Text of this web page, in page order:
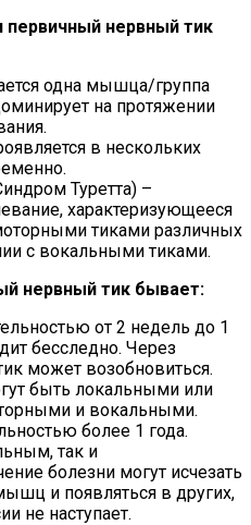
нервный тик
одна мышца/группа
на протяжении
в нескольких
Туретта) –
характеризующееся
тиками различных
с вокальными тиками.
нервный тик бывает:
от 2 недель до 1
бесследно. Через
может возобновиться.
быть локальными или
и вокальными.
более 1 года.
так и
болезни могут исчезать
и появляться в других,
не наступает.